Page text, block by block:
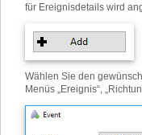
für Ereignisdetails wird
Wählen Sie den
Menüs „Ereignis“,